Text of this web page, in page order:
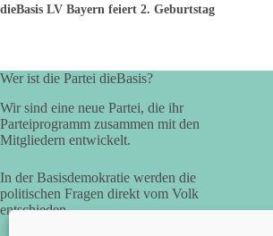
dieBasis LV Bayern feiert 2. Geburtstag
Wer ist die Partei dieBasis?
Wir sind eine neue Partei, die ihr
Parteiprogramm zusammen mit den
Mitgliedern entwickelt.
In der Basisdemokratie werden die
politischen Fragen direkt vom Volk
entschieden.